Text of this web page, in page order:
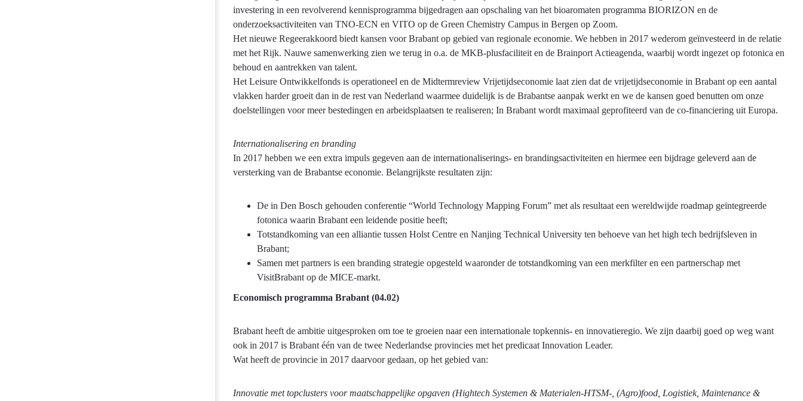
wilden
bereiken?
investering in een revolverend kennisprogramma bijgedragen aan opschaling van het bioaromaten programma BIORIZON en de
onderzoeksactiviteiten van TNO-ECN en VITO op de Green Chemistry Campus in Bergen op Zoom.
Het nieuwe Regeerakkoord biedt kansen voor Brabant op gebied van regionale economie. We hebben in 2017 wederom geïnvesteerd in de relatie
met het Rijk. Nauwe samenwerking zien we terug in o.a. de MKB-plusfaciliteit en de Brainport Actieagenda, waarbij wordt ingezet op fotonica en
behoud en aantrekken van talent.
Het Leisure Ontwikkelfonds is operationeel en de Midtermreview Vrijetijdseconomie laat zien dat de vrijetijdseconomie in Brabant op een aantal
vlakken harder groeit dan in de rest van Nederland waarmee duidelijk is de Brabantse aanpak werkt en we de kansen goed benutten om onze
doelstellingen voor meer bestedingen en arbeidsplaatsen te realiseren; In Brabant wordt maximaal geprofiteerd van de co-financiering uit Europa.
Internationalisering en branding
In 2017 hebben we een extra impuls gegeven aan de internationaliserings- en brandingsactiviteiten en hiermee een bijdrage geleverd aan de
versterking van de Brabantse economie. Belangrijkste resultaten zijn:
De in Den Bosch gehouden conferentie “World Technology Mapping Forum” met als resultaat een wereldwijde roadmap geïntegreerde
fotonica waarin Brabant een leidende positie heeft;
Totstandkoming van een alliantie tussen Holst Centre en Nanjing Technical University ten behoeve van het high tech bedrijfsleven in
Brabant;
Samen met partners is een branding strategie opgesteld waaronder de totstandkoming van een merkfilter en een partnerschap met
VisitBrabant op de MICE-markt.
Economisch programma Brabant (04.02)
Brabant heeft de ambitie uitgesproken om toe te groeien naar een internationale topkennis- en innovatieregio. We zijn daarbij goed op weg want
ook in 2017 is Brabant één van de twee Nederlandse provincies met het predicaat Innovation Leader.
Wat heeft de provincie in 2017 daarvoor gedaan, op het gebied van:
Innovatie met topclusters voor maatschappelijke opgaven (Hightech Systemen & Materialen-HTSM-, (Agro)food, Logistiek, Maintenance &